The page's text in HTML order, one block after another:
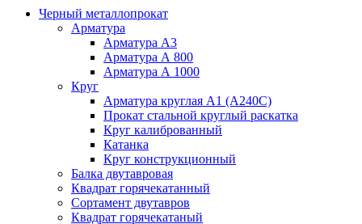
Черный металлопрокат
Арматура
Арматура А3
Арматура А 800
Арматура А 1000
Круг
Арматура круглая А1 (А240C)
Прокат стальной круглый раскатка
Круг калиброванный
Катанка
Круг конструкционный
Балка двутавровая
Квадрат горячекатанный
Сортамент двутавров
Квадрат горячекатаный